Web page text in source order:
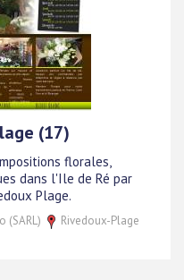
(17)
florales,
dans l'Ile de Ré par
Plage.
(SARL)
Rivedoux-Plage